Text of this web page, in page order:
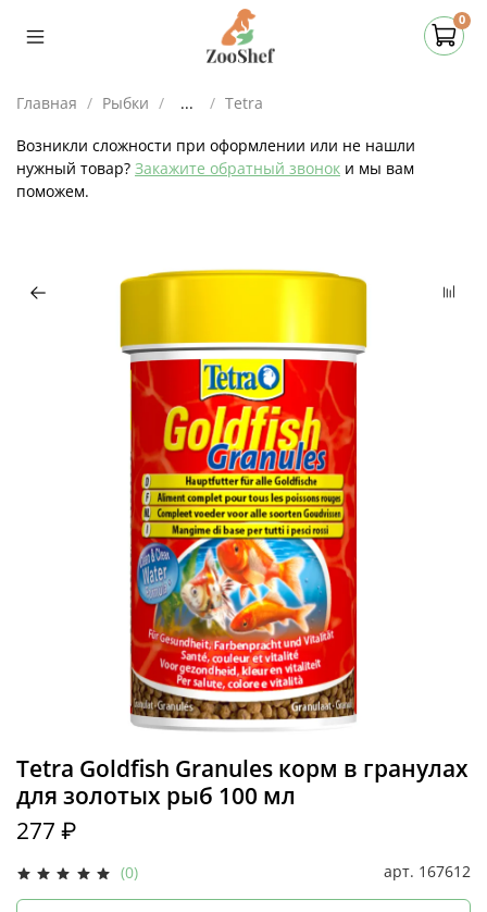
0
Главная Рыбки ... Tetra
Возникли сложности при оформлении или не нашли
нужный товар? Закажите обратный звонок и мы вам
поможем.
(0) арт. 167612
Tetra Goldfish Granules корм в гранулах
для золотых рыб 100 мл
277 ₽